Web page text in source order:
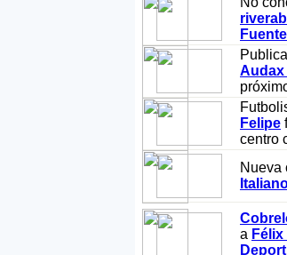
Fuente
Audax
Felipe
centro
Nueva
a